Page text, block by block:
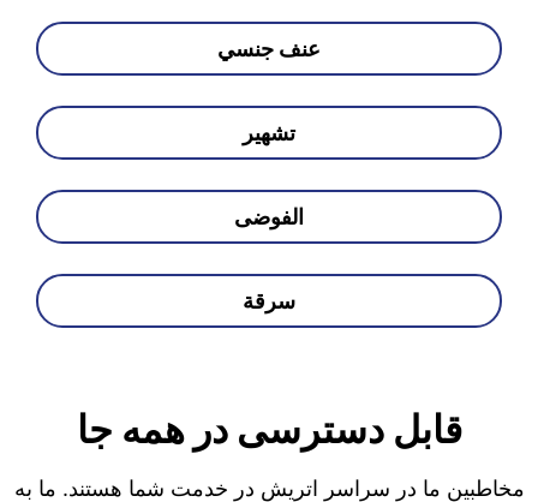
عنف جنسي
تشهير
الفوضى
سرقة
قابل دسترسی در همه جا
مخاطبین ما در سراسر اتریش در خدمت شما هستند. ما به